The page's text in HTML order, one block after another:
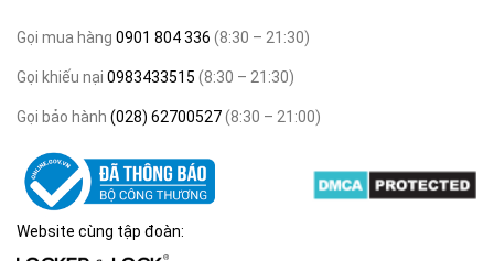
Gọi mua hàng 0901 804 336 (8:30 – 21:30)
Gọi khiếu nại 0983433515 (8:30 – 21:30)
Gọi bảo hành (028) 62700527(8:30 – 21:00)
Website cùng tập đoàn: